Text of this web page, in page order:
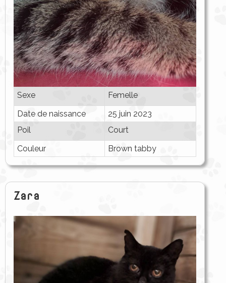
Sexe
Femelle
Date de naissance
25 juin 2023
Poil
Court
Couleur
Brown tabby
Zara